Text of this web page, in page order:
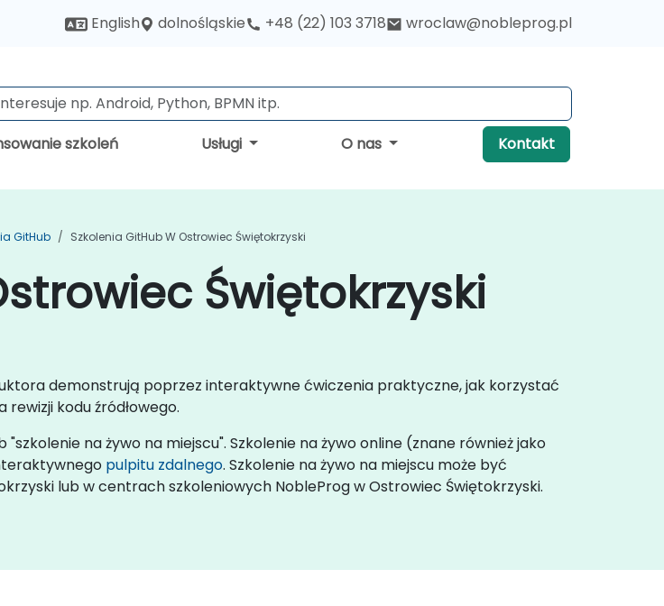
English dolnośląskie +48 (22) 103 3718 wroclaw@nobleprog.pl
szkoleń Usługi O nas Kontakt
GitHub Szkolenia GitHub W Ostrowiec Świętokrzyski
Świętokrzyski
demonstrują poprzez interaktywne ćwiczenia praktyczne, jak korzystać
kodu źródłowego.
na żywo na miejscu". Szkolenie na żywo online (znane również jako
pulpitu zdalnego. Szkolenie na żywo na miejscu może być
lub w centrach szkoleniowych NobleProg w Ostrowiec Świętokrzyski.